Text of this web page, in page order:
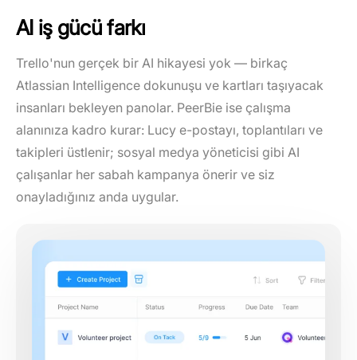
AI iş gücü farkı
Trello'nun gerçek bir AI hikayesi yok — birkaç
Atlassian Intelligence dokunuşu ve kartları taşıyacak
insanları bekleyen panolar. PeerBie ise çalışma
alanınıza kadro kurar: Lucy e-postayı, toplantıları ve
takipleri üstlenir; sosyal medya yöneticisi gibi AI
çalışanlar her sabah kampanya önerir ve siz
onayladığınız anda uygular.